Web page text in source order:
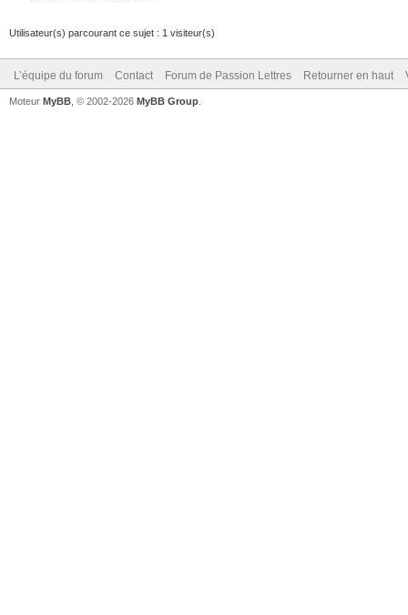
Utilisateur(s) parcourant ce sujet : 1 visiteur(s)
L’équipe du forum Contact Forum de Passion Lettres Retourner en haut
Moteur MyBB , © 2002-2026 MyBB Group